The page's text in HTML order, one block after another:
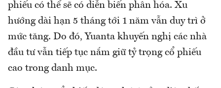
phiếu có thể sẽ có diễn biến phân hóa. Xu
hướng dài hạn 5 tháng tới 1 năm vẫn duy trì ở
mức tăng. Do đó, Yuanta khuyến nghị các nhà
đầu tư vẫn tiếp tục nắm giữ tỷ trọng cổ phiếu
cao trong danh mục.